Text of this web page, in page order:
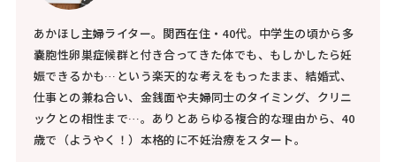
あかほし主婦ライター。関西在住・40代。中学生の頃から多
嚢胞性卵巣症候群と付き合ってきた体でも、もしかしたら妊
娠できるかも…という楽天的な考えをもったまま、結婚式、
仕事との兼ね合い、金銭面や夫婦同士のタイミング、クリニ
ックとの相性まで…。ありとあらゆる複合的な理由から、40
歳で（ようやく！）本格的に不妊治療をスタート。